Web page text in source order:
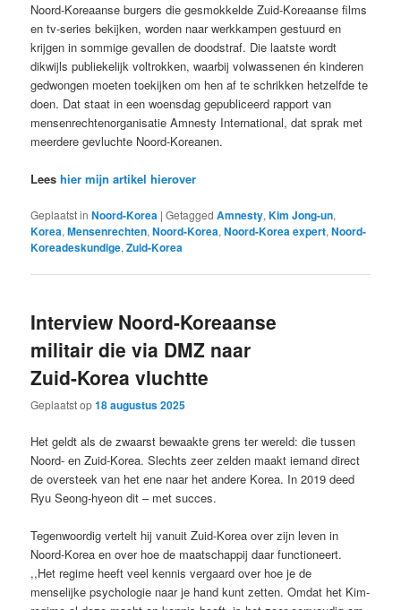
Noord-Koreaanse burgers die gesmokkelde Zuid-Koreaanse films
en tv-series bekijken, worden naar werkkampen gestuurd en
krijgen in sommige gevallen de doodstraf. Die laatste wordt
dikwijls publiekelijk voltrokken, waarbij volwassenen én kinderen
gedwongen moeten toekijken om hen af te schrikken hetzelfde te
doen. Dat staat in een woensdag gepubliceerd rapport van
mensenrechtenorganisatie Amnesty International, dat sprak met
meerdere gevluchte Noord-Koreanen.
Leeshier mijn artikel hierover
Geplaatst in Noord-Korea |Getagged Amnesty,Kim Jong-un,
Korea,Mensenrechten,Noord-Korea,Noord-Korea expert,Noord-
Koreadeskundige,Zuid-Korea
Interview Noord-Koreaanse
militair die via DMZ naar
Zuid-Korea vluchtte
Geplaatst op18 augustus 2025
Het geldt als de zwaarst bewaakte grens ter wereld: die tussen
Noord- en Zuid-Korea. Slechts zeer zelden maakt iemand direct
de oversteek van het ene naar het andere Korea. In 2019 deed
Ryu Seong-hyeon dit – met succes.
Tegenwoordig vertelt hij vanuit Zuid-Korea over zijn leven in
Noord-Korea en over hoe de maatschappij daar functioneert.
,,Het regime heeft veel kennis vergaard over hoe je de
menselijke psychologie naar je hand kunt zetten. Omdat het Kim-